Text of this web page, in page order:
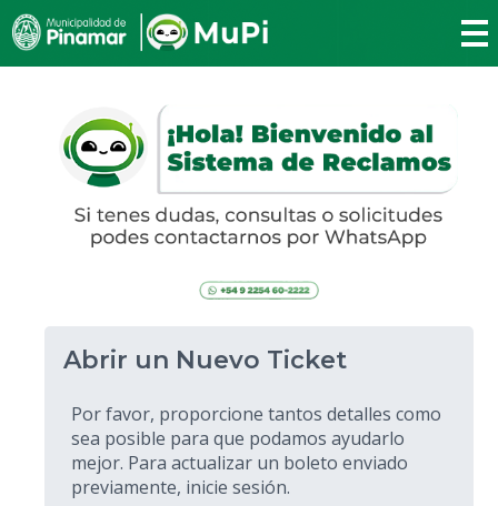
Abrir un Nuevo Ticket
Por favor, proporcione tantos detalles como
sea posible para que podamos ayudarlo
mejor. Para actualizar un boleto enviado
previamente, inicie sesión.